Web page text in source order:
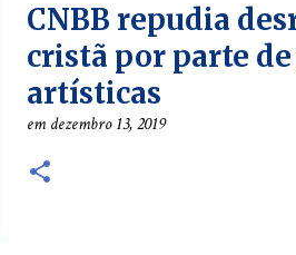
CNBB repudia
cristã por parte
artísticas
emdezembro 13, 2019